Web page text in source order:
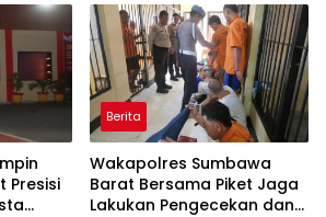
Sirkuit Mandalika
Presisi
Berita
Wakapolres Sumbawa
Barat Bersama Piket Jaga
Lakukan Pengecekan dan